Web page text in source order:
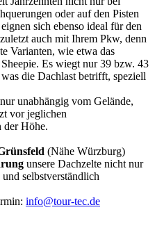
oder auf den Pisten
sich ebenso ideal für den
auch mit Ihrem Pkw, denn
Varianten, wie etwa das
Es wiegt nur 39 bzw. 43
die Dachlast betrifft, speziell
unabhängig vom Gelände,
vor jeglichen
der Höhe.
(Nähe Würzburg)
unsere Dachzelte nicht nur
selbstverständlich
info@tour-tec.de